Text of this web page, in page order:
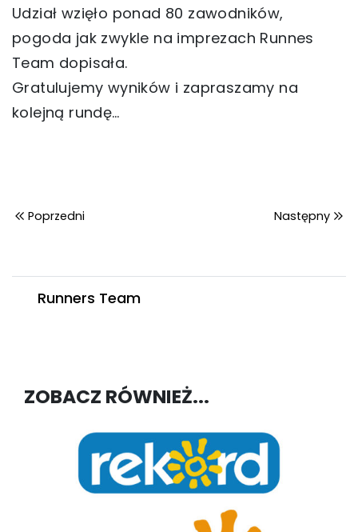
Udział wzięło ponad 80 zawodników,
pogoda jak zwykle na imprezach Runnes
Team dopisała.
Gratulujemy wyników i zapraszamy na
kolejną rundę…
Poprzedni Następny
Runners Team
ZOBACZ RÓWNIEŻ...